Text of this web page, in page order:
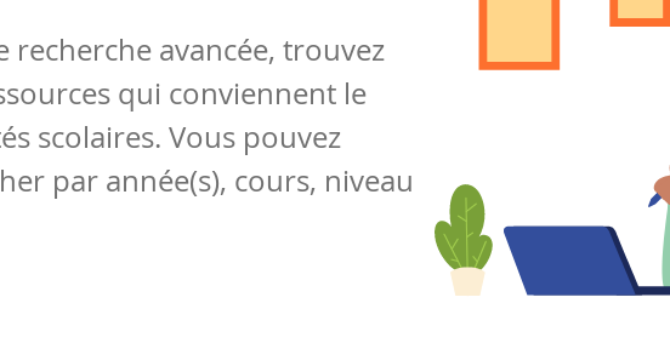
recherche avancée, trouvez
qui conviennent le
scolaires. Vous pouvez
par année(s), cours, niveau